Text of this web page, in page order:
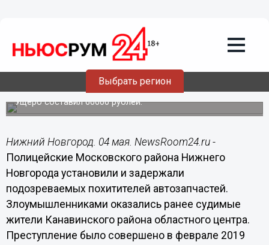
Выбрать регион
04.05.201918:37
Рецидивисты-канавинцы украли 4
автомобильных аккумулятора
Ущерб составил 60000 рублей.
Нижний Новгород. 04 мая. NewsRoom24.ru -
Полицейские Московского района Нижнего
Новгорода установили и задержали
подозреваемых похитителей автозапчастей.
Злоумышленниками оказались ранее судимые
жители Канавинского района областного центра.
Преступление было совершено в феврале 2019